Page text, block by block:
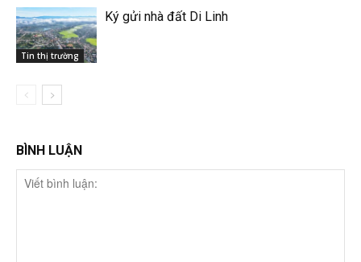
Tin thị trường
Ký gửi nhà đất Di Linh
BÌNH LUẬN